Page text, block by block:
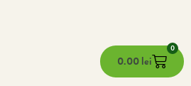
0.00lei
0